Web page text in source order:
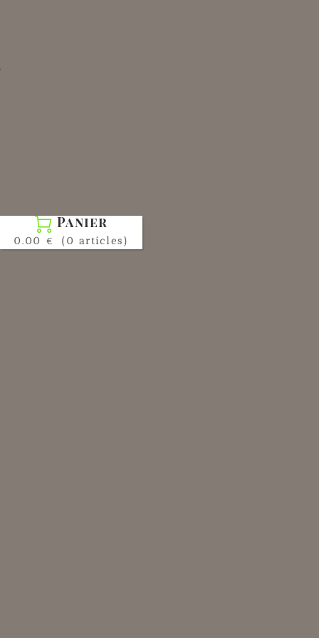
 Panier
0.00 € (0 articles)